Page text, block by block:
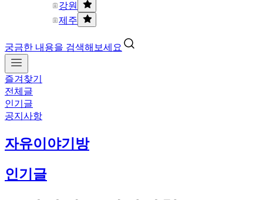
강원
제주
궁금한 내용을 검색해보세요
즐겨찾기
전체글
인기글
공지사항
자유이야기방
인기글